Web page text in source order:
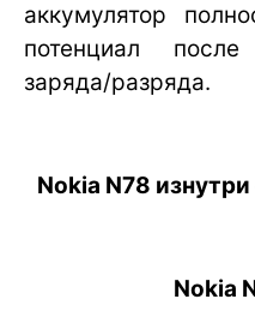
аккумулятор
потенциал
заряда/разряда.
Nokia N78
Nokia